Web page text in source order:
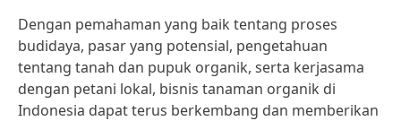
Dengan pemahaman yang baik tentang proses
budidaya, pasar yang potensial, pengetahuan
tentang tanah dan pupuk organik, serta kerjasama
dengan petani lokal, bisnis tanaman organik di
Indonesia dapat terus berkembang dan memberikan